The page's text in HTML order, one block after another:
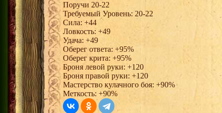
Поручи 20-22
Требуемый Уровень: 20-22
Сила: +44
Ловкость: +49
Удача: +49
Оберег ответа: +95%
Оберег крита: +95%
Броня левой руки: +120
Броня правой руки: +120
Мастерство кулачного боя: +90%
Меткость: +90%